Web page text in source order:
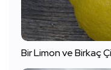
Bir Limon ve Birkaç